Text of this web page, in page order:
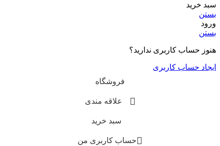
سبد خرید
بستن
ورود
بستن
هنوز حساب کاربری ندارید؟
ایجاد حساب کاربری
فروشگاه
علاقه مندی
سبد خرید
حساب کاربری من